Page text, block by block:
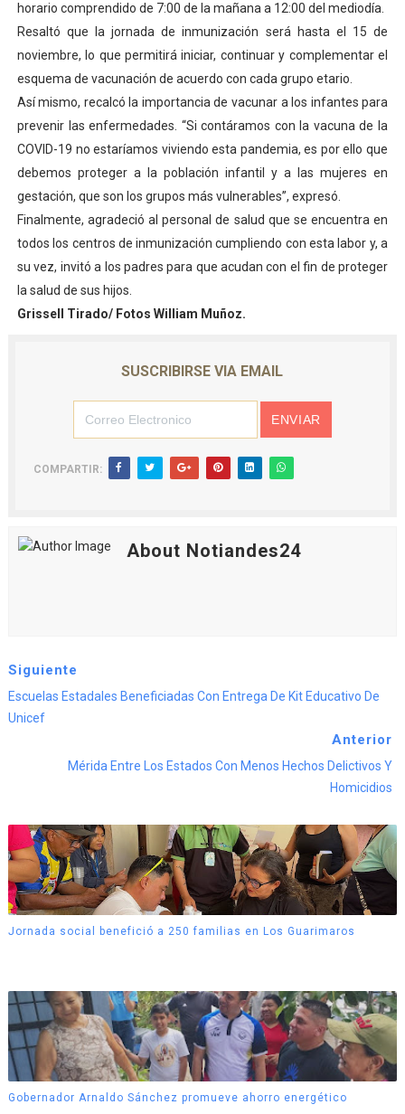
horario comprendido de 7:00 de la mañana a 12:00 del mediodía.
Resaltó que la jornada de inmunización será hasta el 15 de
noviembre, lo que permitirá iniciar, continuar y complementar el
esquema de vacunación de acuerdo con cada grupo etario.
Así mismo, recalcó la importancia de vacunar a los infantes para
prevenir las enfermedades. “Si contáramos con la vacuna de la
COVID-19 no estaríamos viviendo esta pandemia, es por ello que
debemos proteger a la población infantil y a las mujeres en
gestación, que son los grupos más vulnerables”, expresó.
Finalmente, agradeció al personal de salud que se encuentra en
todos los centros de inmunización cumpliendo con esta labor y, a
su vez, invitó a los padres para que acudan con el fin de proteger
la salud de sus hijos.
Grissell Tirado/ Fotos William Muñoz.
SUSCRIBIRSE VIA EMAIL
COMPARTIR:
About Notiandes24
Siguiente
Escuelas Estadales Beneficiadas Con Entrega De Kit Educativo De
Unicef
Anterior
Mérida Entre Los Estados Con Menos Hechos Delictivos Y
Homicidios
Jornada social benefició a 250 familias en Los Guarimaros
Gobernador Arnaldo Sánchez promueve ahorro energético